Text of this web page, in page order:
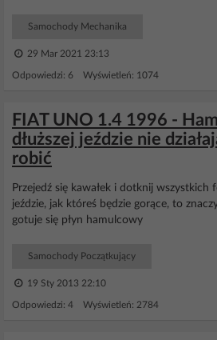
Samochody Mechanika
29 Mar 2021 23:13
Odpowiedzi: 6 Wyświetleń: 1074
FIAT UNO 1.4 1996 -
dłuższej jeździe nie
robić
Przejedź się kawałek i dotknij wszystkich
jeździe, jak któreś będzie gorące, to
gotuje się płyn hamulcowy
Samochody Początkujący
19 Sty 2013 22:10
Odpowiedzi: 4 Wyświetleń: 2784